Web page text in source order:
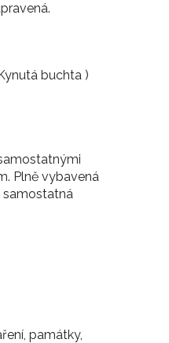
buchta )
Plně vybavená
samostatná
památky,